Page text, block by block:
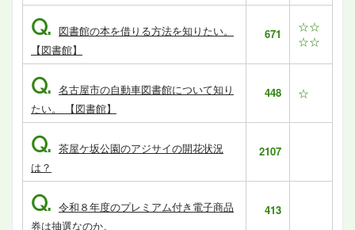
Q. 図書館の本を借りる方法を知りたい。
【図書館】
671
☆☆
☆☆
Q. 名古屋市の自動車図書館について知り
たい。 【図書館】
448 ☆
Q. 茶屋ケ坂公園のアジサイの開花状況
は？
2107
Q. 令和８年度のプレミアム付き電子商品
券は抽選なのか。
413